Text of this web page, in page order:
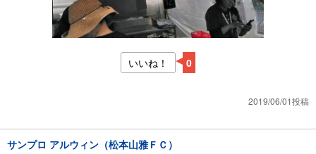
いいね！ 0
2019/06/01投稿
サンプロ アルウィン（松本山雅ＦＣ）